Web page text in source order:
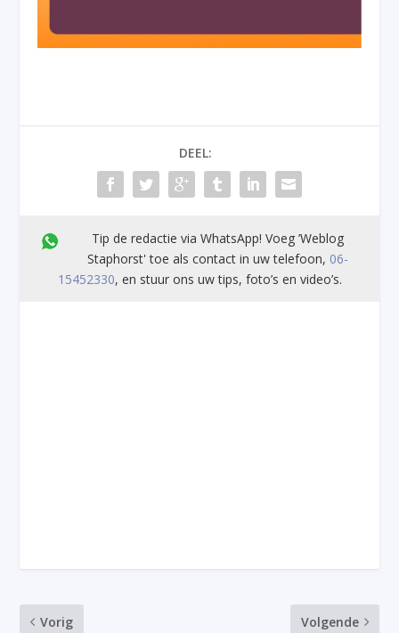
DEEL:
Tip de redactie via WhatsApp! Voeg ’Weblog
Staphorst' toe als contact in uw telefoon, 06-
15452330, en stuur ons uw tips, foto’s en video’s.
Vorig Volgende